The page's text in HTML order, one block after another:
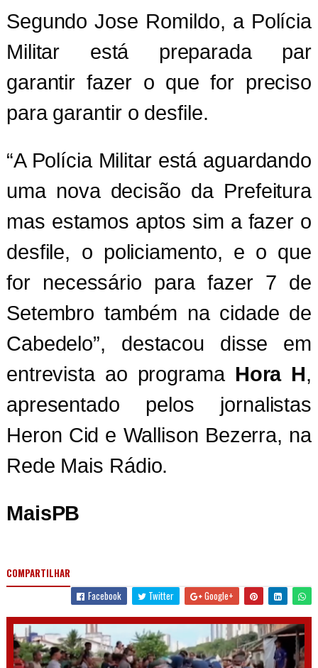
Segundo Jose Romildo, a Polícia
Militar está preparada par
garantir fazer o que for preciso
para garantir o desfile.
“A Polícia Militar está aguardando
uma nova decisão da Prefeitura
mas estamos aptos sim a fazer o
desfile, o policiamento, e o que
for necessário para fazer 7 de
Setembro também na cidade de
Cabedelo”, destacou disse em
entrevista ao programa Hora H,
apresentado pelos jornalistas
Heron Cid e Wallison Bezerra, na
Rede Mais Rádio.
MaisPB
COMPARTILHAR
Facebook
Twitter Google+